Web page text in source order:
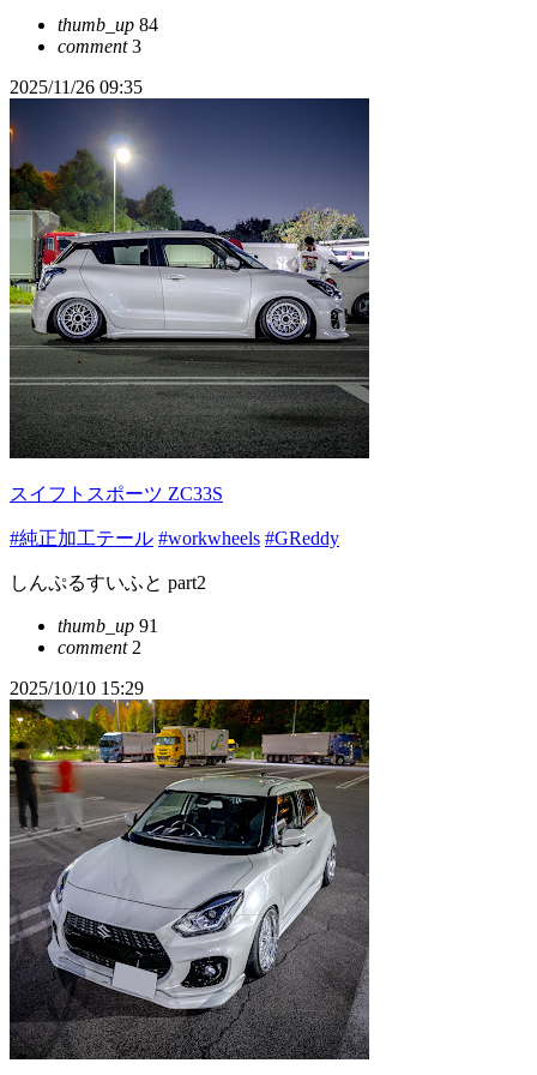
thumb_up 84
comment3
2025/11/26 09:35
スイフトスポーツ ZC33S
#純正加工テール #workwheels #GReddy
しんぷるすいふと part2
thumb_up 91
comment2
2025/10/10 15:29